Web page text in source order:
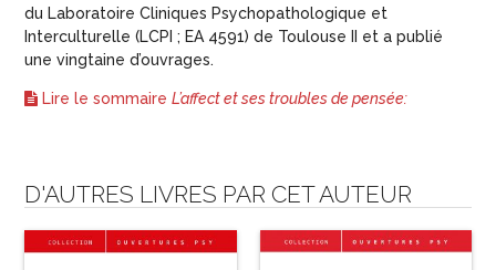
du Laboratoire Cliniques Psychopathologique et
Interculturelle (LCPI ; EA 4591) de Toulouse II et a publié
une vingtaine d’ouvrages.
Lire le sommaire L’affect et ses troubles de pensée:
D'AUTRES LIVRES PAR CET AUTEUR